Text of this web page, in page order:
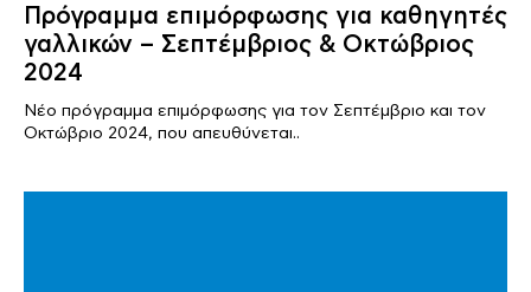
Πρόγραμμα επιμόρφωσης για καθηγητές
γαλλικών – Σεπτέμβριος & Οκτώβριος
2024
Νέο πρόγραμμα επιμόρφωσης για τον Σεπτέμβριο και τον
Οκτώβριο 2024, που απευθύνεται..